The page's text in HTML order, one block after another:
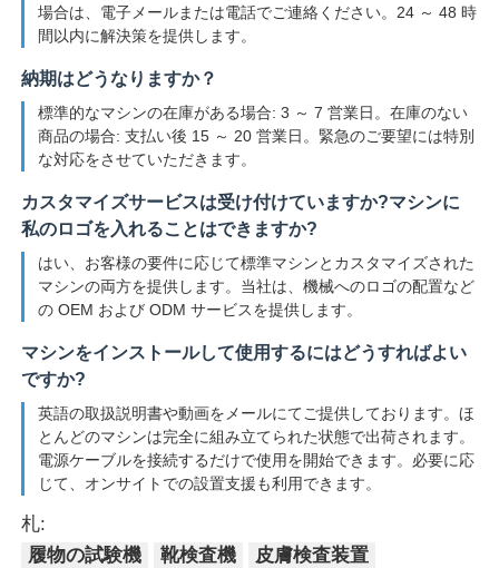
場合は、電子メールまたは電話でご連絡ください。24 ～ 48 時
間以内に解決策を提供します。
納期はどうなりますか？
標準的なマシンの在庫がある場合: 3 ～ 7 営業日。在庫のない
商品の場合: 支払い後 15 ～ 20 営業日。緊急のご要望には特別
な対応をさせていただきます。
カスタマイズサービスは受け付けていますか?マシンに
私のロゴを入れることはできますか?
はい、お客様の要件に応じて標準マシンとカスタマイズされた
マシンの両方を提供します。当社は、機械へのロゴの配置など
の OEM および ODM サービスを提供します。
マシンをインストールして使用するにはどうすればよい
ですか?
英語の取扱説明書や動画をメールにてご提供しております。ほ
とんどのマシンは完全に組み立てられた状態で出荷されます。
電源ケーブルを接続するだけで使用を開始できます。必要に応
じて、オンサイトでの設置支援も利用できます。
札:
履物の試験機
靴検査機 皮膚検査装置